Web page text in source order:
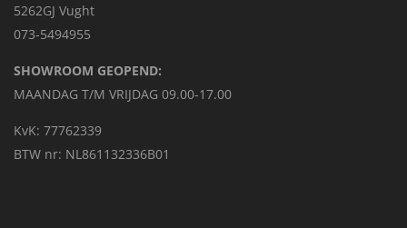
5262GJ Vught
073-5494955
SHOWROOM GEOPEND:
MAANDAG T/M VRIJDAG 09.00-17.00
KvK: 77762339
BTW nr: NL861132336B01